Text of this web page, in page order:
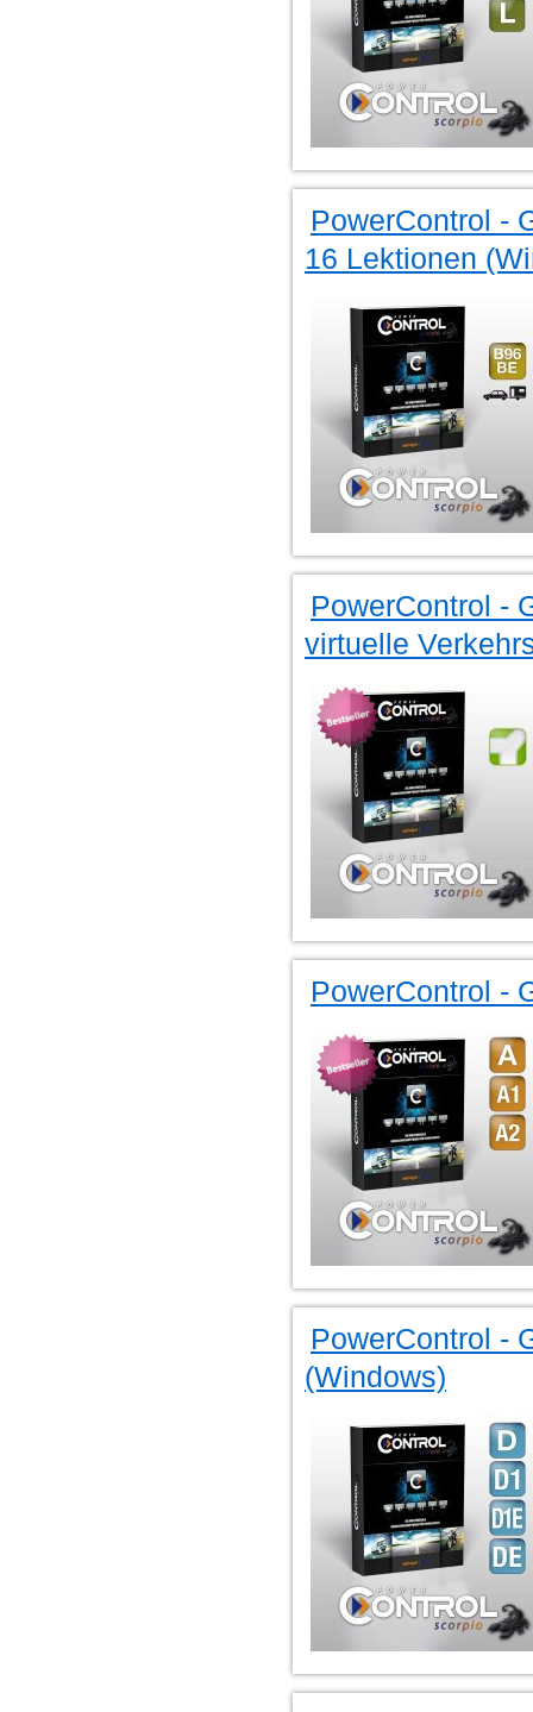
PowerControl -
16 Lektionen
PowerControl -
virtuelle
PowerControl -
PowerControl -
(Windows)